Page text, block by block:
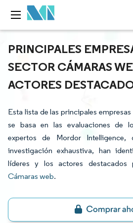
PRINCIPALES
SECTOR CÁMARAS
ACTORES
Esta lista de las principales
se basa en las evaluaciones de
expertos de Mordor Intelligence,
investigación exhaustiva, han
líderes y los actores destacados
Cámaras web.